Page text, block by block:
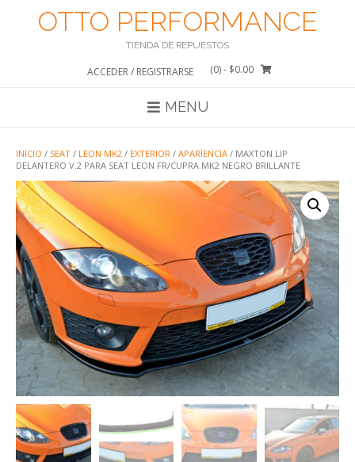
OTTO PERFORMANCE
TIENDA DE REPUESTOS
ACCEDER / REGISTRARSE (0)- $0.00
MENU
INICIO / SEAT / LEON MK2 / EXTERIOR / APARIENCIA / MAXTON LIP
DELANTERO V.2 PARA SEAT LEON FR/CUPRA MK2 NEGRO BRILLANTE